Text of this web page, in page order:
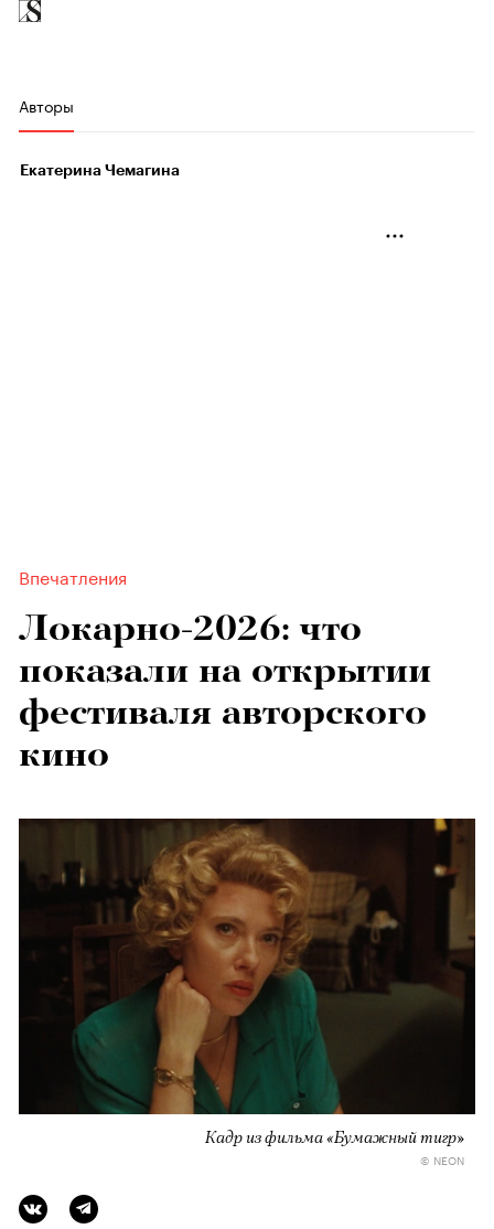
Авторы
Екатерина Чемагина
Впечатления
Локарно-2026: что
показали на открытии
фестиваля авторского
кино
Кадр из фильма «Бумажный тигр»
© NEON